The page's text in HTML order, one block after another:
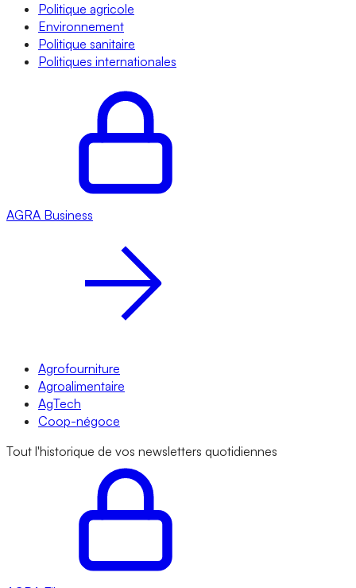
Politique agricole
Environnement
Politique sanitaire
Politiques internationales
AGRA Business
Agrofourniture
Agroalimentaire
AgTech
Coop-négoce
Tout l'historique de vos newsletters quotidiennes